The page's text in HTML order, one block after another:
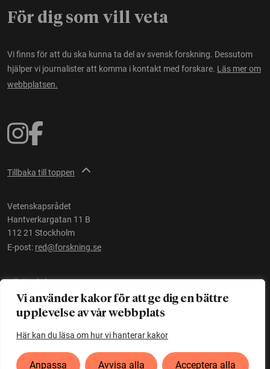
Vi använder kakor för att ge dig en bättre
upplevelse av vår webbplats
Här kan du läsa om hur vi hanterar kakor
Anpassa Avvisa alla Acceptera alla
För dig som vill veta
Vi finns för att du ska kunna ta del av svensk forskning. Dessutom
hjälper vi journalister att komma i kontakt med forskare. Läs mer om
webbplatsen.
Tillbaka till toppen
Vetenskapsrådet
Hantverkargatan 11 B
112 21 Stockholm
E-post: red@forskning.se
Tillgänglighet
Ett initiativ avVetenskapsrådet